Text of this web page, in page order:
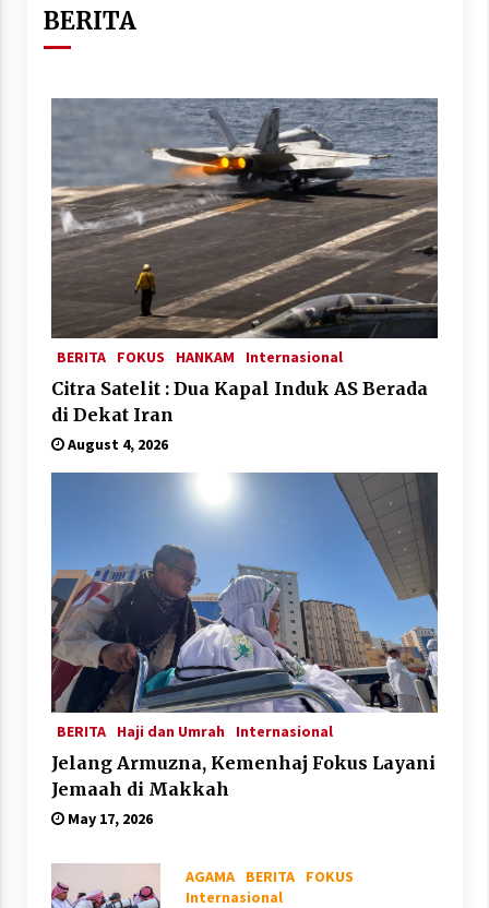
BERITA
BERITA FOKUS HANKAM Internasional
Citra Satelit : Dua Kapal Induk AS Berada
di Dekat Iran
August 4, 2026
BERITA Haji dan Umrah Internasional
Jelang Armuzna, Kemenhaj Fokus Layani
Jemaah di Makkah
May 17, 2026
AGAMA BERITA
FOKUS
Internasional